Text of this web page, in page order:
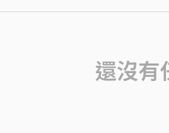
還沒有